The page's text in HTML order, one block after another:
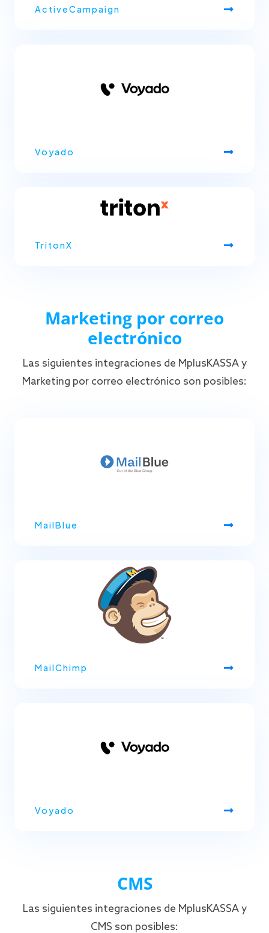
ActiveCampaign
Voyado
TritonX
Marketing por correo
electrónico
Las siguientes integraciones de MplusKASSA y
Marketing por correo electrónico son posibles:
MailBlue
MailChimp
Voyado
CMS
Las siguientes integraciones de MplusKASSA y
CMS son posibles: